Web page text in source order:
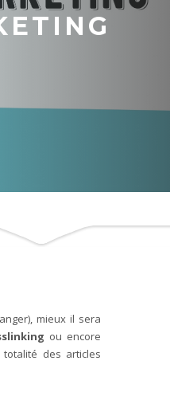
mieux il sera
ou encore
totalité des articles